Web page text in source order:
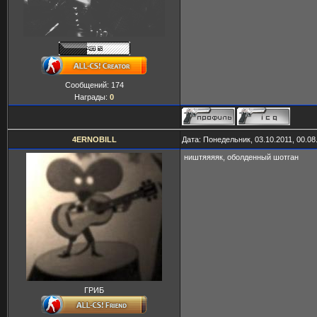
Сообщений: 174
Награды: 0
4ERNOBILL Дата: Понедельник, 03.10.2011,
ГРИБ
ништяяяяк, оболденный шотган